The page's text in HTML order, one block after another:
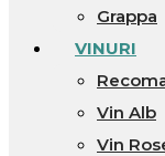
Grappa
VINURI
Vin Alb
Vin